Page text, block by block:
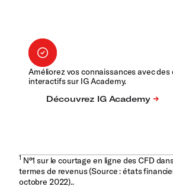
Améliorez vos connaissances avec des
interactifs sur IG Academy.
1N°1 sur le courtage en ligne des CFD
termes de revenus (Source : états
octobre 2022)..